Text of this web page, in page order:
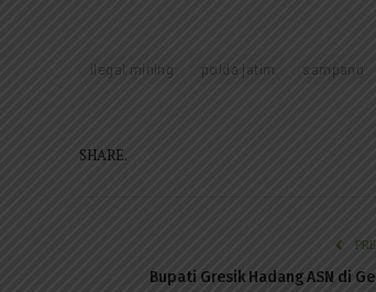
ilegal mining polda jatim sampang
SHARE.
Bupati Gresik Hadang ASN di